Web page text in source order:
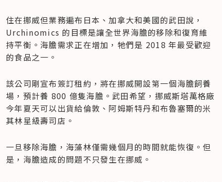
住在挪威但業務遍布日本、加拿大和美國的武田說，
Urchinomics 的目標是讓全世界海膽的移除和復育維
持平衡。海膽需求正在增加，牠們是 2018 年最受歡迎
的食品之一。
該公司剛宣布簽訂租約，將在挪威開設第一個海膽飼養
場，預計養 800 億隻海膽。武田希望，挪威斯塔萬格廠
今年夏天可以出貨給倫敦、阿姆斯特丹和布魯塞爾的米
其林星級壽司店。
一旦移除海膽，海藻林僅需幾個月的時間就能恢復。但
是，海膽造成的問題不只發生在挪威。